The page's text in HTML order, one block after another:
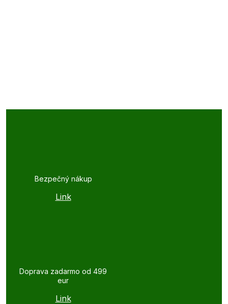
Bezpečný nákup
Link
Doprava zadarmo od 499
eur
Link